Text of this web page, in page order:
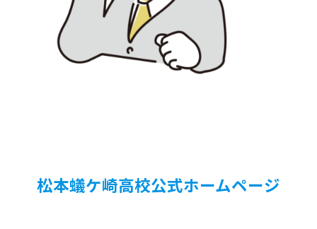
松本蟻ケ崎高校公式ホームページ